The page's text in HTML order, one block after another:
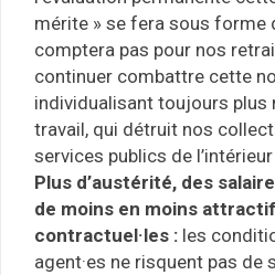
mérite » se fera sous forme
comptera pas pour nos
continuer combattre cette
individualisant toujours plus
travail, qui détruit nos
services publics de l’intérieur
Plus d’austérité, des
de moins en moins
contractuel·les : les
agent·es ne risquent pas de